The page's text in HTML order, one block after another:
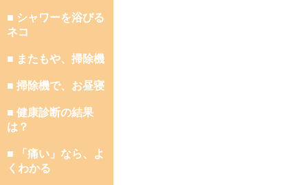
■ シャワーを浴びる
ネコ
■ またもや、掃除機
■ 掃除機で、お昼寝
■ 健康診断の結果
は？
■ 「痛い」なら、よ
くわかる